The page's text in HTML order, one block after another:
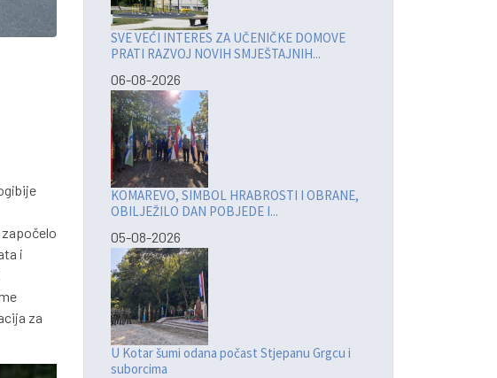
i
za
SVE VEĆI INTERES ZA UČENIČKE DOMOVE
PRATI RAZVOJ NOVIH SMJEŠTAJNIH...
06-08-2026
KOMAREVO, SIMBOL HRABROSTI I OBRANE,
OBILJEŽILO DAN POBJEDE I...
05-08-2026
U Kotar šumi odana počast Stjepanu Grgcu i
suborcima